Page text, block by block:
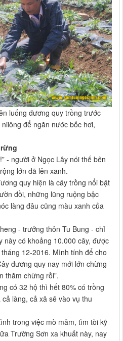
luống đương quy trồng trước
để ngăn nước bốc hơi,
- người ở Ngọc Lây nói thế bên
lớn đã lên xanh.
quy hiện là cây trồng nổi bật
đồi, những lũng ruộng bậc
làng đâu cũng màu xanh của
- trưởng thôn Tu Bung - chỉ
này có khoảng 10.000 cây, được
12-2016. Mình tính để cho
đương quy nay mới lớn chừng
thăm chừng rồi”.
có 32 hộ thì hết 80% có trồng
làng, cả xã sẽ vào vụ thu
trong việc mò mẫm, tìm tòi kỹ
Trường Sơn xa khuất này, nay